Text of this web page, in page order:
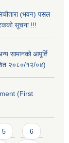
(भवन) पसल
सूचना !!!
सामानको आपूर्ति
२०८०/१२/०४)
(First
5 6